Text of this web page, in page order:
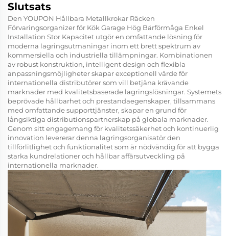
Slutsats
Den YOUPON Hållbara Metallkrokar Räcken
Förvaringsorganizer för Kök Garage Hög Bärförmåga Enkel
Installation Stor Kapacitet utgör en omfattande lösning för
moderna lagringsutmaningar inom ett brett spektrum av
kommersiella och industriella tillämpningar. Kombinationen
av robust konstruktion, intelligent design och flexibla
anpassningsmöjligheter skapar exceptionell värde för
internationella distributörer som vill betjäna krävande
marknader med kvalitetsbaserade lagringslösningar. Systemets
beprövade hållbarhet och prestandaegenskaper, tillsammans
med omfattande supporttjänster, skapar en grund för
långsiktiga distributionspartnerskap på globala marknader.
Genom sitt engagemang för kvalitetssäkerhet och kontinuerlig
innovation levererar denna lagringsorganisatör den
tillförlitlighet och funktionalitet som är nödvändig för att bygga
starka kundrelationer och hållbar affärsutveckling på
internationella marknader.